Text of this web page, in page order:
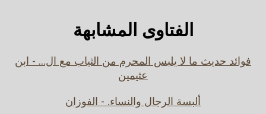
الفتاوى المشابهة
فوائد حديث ما لا يلبس المحرم من الثياب مع ال... - ابن
عثيمين
ألبسة الرجال والنساء. - الفوزان